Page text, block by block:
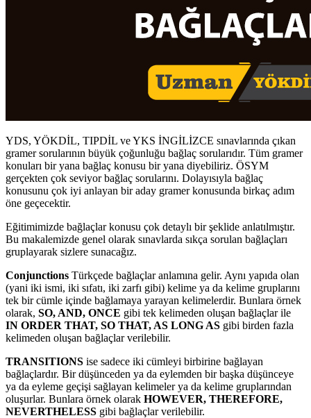
YDS, YÖKDİL, TIPDİL ve YKS İNGİLİZCE sınavlarında çıkan
gramer sorularının büyük çoğunluğu bağlaç sorularıdır. Tüm gramer
konuları bir yana bağlaç konusu bir yana diyebiliriz. ÖSYM
gerçekten çok seviyor bağlaç sorularını. Dolayısıyla bağlaç
konusunu çok iyi anlayan bir aday gramer konusunda birkaç adım
öne geçecektir.
Eğitimimizde bağlaçlar konusu çok detaylı bir şeklide anlatılmıştır.
Bu makalemizde genel olarak sınavlarda sıkça sorulan bağlaçları
gruplayarak sizlere sunacağız.
Conjunctions Türkçede bağlaçlar anlamına gelir. Aynı yapıda olan
(yani iki ismi, iki sıfatı, iki zarfı gibi) kelime ya da kelime gruplarını
tek bir cümle içinde bağlamaya yarayan kelimelerdir. Bunlara örnek
olarak, SO, AND, ONCE gibi tek kelimeden oluşan bağlaçlar ile
IN ORDER THAT, SO THAT, AS LONG AS gibi birden fazla
kelimeden oluşan bağlaçlar verilebilir.
TRANSITIONS ise sadece iki cümleyi birbirine bağlayan
bağlaçlardır. Bir düşünceden ya da eylemden bir başka düşünceye
ya da eyleme geçişi sağlayan kelimeler ya da kelime gruplarından
oluşurlar. Bunlara örnek olarak HOWEVER, THEREFORE,
NEVERTHELESS gibi bağlaçlar verilebilir.